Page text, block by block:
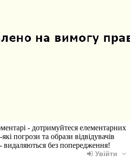
- дотримуйтеся елементарних
погрози та образи відвідувачів
видаляються без попередження!